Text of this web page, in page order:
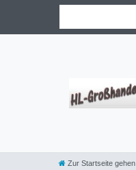
Zur Startseite gehen